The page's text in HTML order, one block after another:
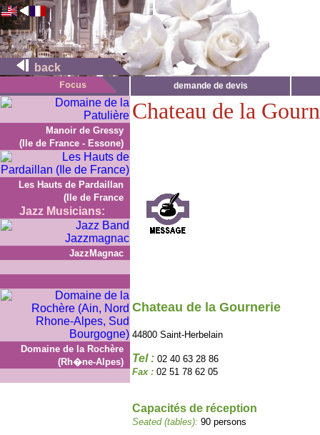
back
demande de devis
Manoir de Gressy
(Ile de France - Essone)
Les Hauts de Pardaillan
(Ile de France
Jazz Musicians:
JazzMagnac
Domaine de la Rochère
(Rh�ne-Alpes)
Chateau de la
Chateau de la Gournerie
44800 Saint-Herbelain
Tel : 02 40 63 28 86
Fax : 02 51 78 62 05
Capacités de réception
Seated (tables): 90 persons